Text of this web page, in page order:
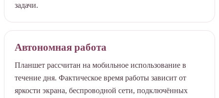
задачи.
Автономная работа
Планшет рассчитан на мобильное использование в
течение дня. Фактическое время работы зависит от
яркости экрана, беспроводной сети, подключённых